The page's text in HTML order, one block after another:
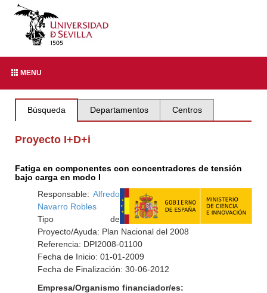
MENU
Búsqueda Departamentos Centros
Proyecto I+D+i
Fatiga en componentes con concentradores de tensión
bajo carga en modo I
Responsable: Alfredo
Navarro Robles
Tipo de
Proyecto/Ayuda: Plan Nacional del 2008
Referencia: DPI2008-01100
Fecha de Inicio: 01-01-2009
Fecha de Finalización: 30-06-2012
Empresa/Organismo financiador/es: